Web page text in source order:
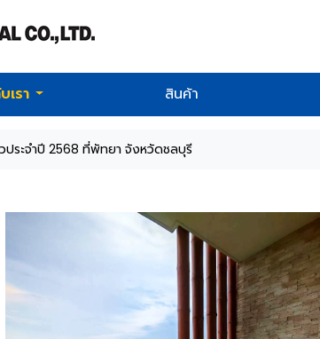
เรา สินค้า
ประจำปี 2568 ที่พัทยา จังหวัดชลบุรี